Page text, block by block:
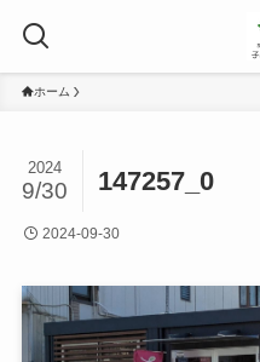
ホーム
147257_0
2024
9/30
2024-09-30